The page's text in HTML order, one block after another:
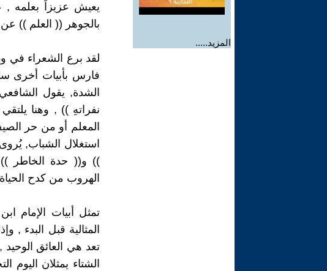
المزيد.....
يعيش عزيزاً بعلمه ,
بالجوهر (( العلم ))
لقد برع الشعراء في
فارس بأبيات أخرى
الشدة, يقول
نفراتهِ )) , وهنا
المعلم أو من حر
استغلال الشباب,
)) و(( حدة الخاطر ))
الهروب من كدح
تمثل أبيات
المثالية قبل البدء
تعد هي العائق
الشتاء يمثلان